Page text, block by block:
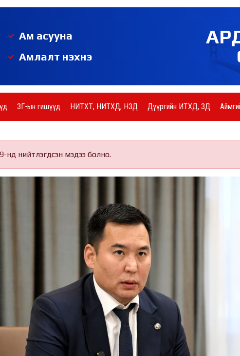
Ам асууна
Амлалт нэхнэ
ЗГ-ын гишүүд НИТХТ, НИТХД, НЗД Дүүргийн ИТХД, ЗД
нд нийтлэгдсэн мэдээ болно.